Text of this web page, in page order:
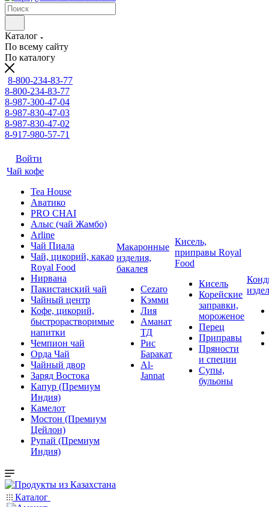
Каталог
По всему сайту
По каталогу
8-800-234-83-77
8-800-234-83-77
8-987-300-47-04
8-987-830-47-03
8-987-830-47-02
8-917-980-57-71
Войти
Чай кофе
Tea House
Аватико
PRO CHAI
Алыс (чай Жамбо)
Arline
Чай Пиала
Чай, цикорий, какао
Royal Food
Нирвана
Пакистанский чай
Чайный центр
Кофе, цикорий,
быстрорастворимые
напитки
Чемпион чай
Орда Чай
Чайный двор
Заряд Востока
Капур (Премиум
Индия)
Камелот
Мостон (Премиум
Цейлон)
Рупай (Премиум
Индия)
Макаронные
изделия,
бакалея
Cezaro
Кэмми
Лия
Аманат
ТД
Рис
Баракат
Al-
Jannat
Кисель,
приправы Royal
Food
Кисель
Корейские
заправки,
мороженое
Перец
Приправы
Пряности
и специи
Супы,
бульоны
Каталог